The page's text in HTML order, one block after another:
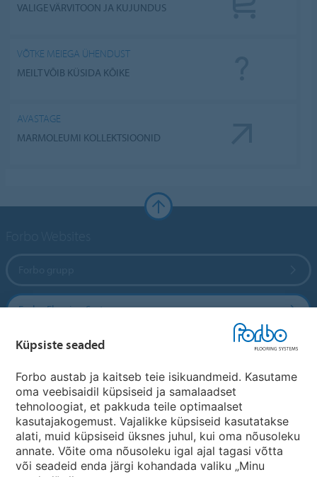
VALIGE VÄRVITOON JA KUJUNDUS
VÕTKE MEIEGA ÜHENDUST
MEILT VÕIB KÜSIDA KÕIKE
AVASTAGE
MARMOLEUMI KOLLEKTSIOONID
Forbo Flooring Systems
Forbo Movement Systems
Riikide saidid
Vali oma riik
Küpsiste seaded
Forbo austab ja kaitseb teie isikuandmeid. Kasutame
oma veebisaidil küpsiseid ja samalaadset
tehnoloogiat, et pakkuda teile optimaalset
kasutajakogemust. Vajalikke küpsiseid kasutatakse
alati, muid küpsiseid üksnes juhul, kui oma nõusoleku
annate. Võite oma nõusoleku igal ajal tagasi võtta
või seadeid enda järgi kohandada valiku „Minu